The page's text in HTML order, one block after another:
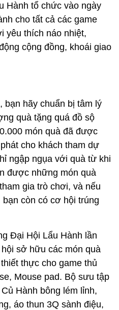
Hành tổ chức vào ngày
cho tất cả các game
yêu thích náo nhiệt,
cộng đồng, khoái giao
bạn hãy chuẩn bị tâm lý
quà tặng quá đồ sộ
món quà đã được
cho khách tham dự
ngập ngụa với quà từ khi
được những món quà
gia trò chơi, và nếu
còn có cơ hội trúng
Đại Hội Lẩu Hành lần
sở hữu các món quà
thực cho game thủ
Mouse pad. Bộ sưu tập
Hành bông lém lỉnh,
áo thun 3Q sành điệu,